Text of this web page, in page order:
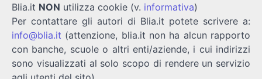
Blia.it NON utilizza cookie (v. informativa)
Per contattare gli autori di Blia.it potete scrivere a:
info@blia.it (attenzione, blia.it non ha alcun rapporto
con banche, scuole o altri enti/aziende, i cui indirizzi
sono visualizzati al solo scopo di rendere un servizio